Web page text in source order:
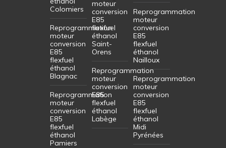
Colomiers
Reprogrammation
moteur
conversion
E85
flexfuel
éthanol
Blagnac
Reprogrammation
moteur
conversion
E85
flexfuel
éthanol
Pamiers
moteur
conversion
E85
flexfuel
éthanol
Saint-
Orens
Reprogrammation
moteur
conversion
E85
flexfuel
éthanol
Labège
Reprogrammation
moteur
conversion
E85
flexfuel
éthanol
Nailloux
Reprogrammation
moteur
conversion
E85
flexfuel
éthanol
Midi
Pyrénées